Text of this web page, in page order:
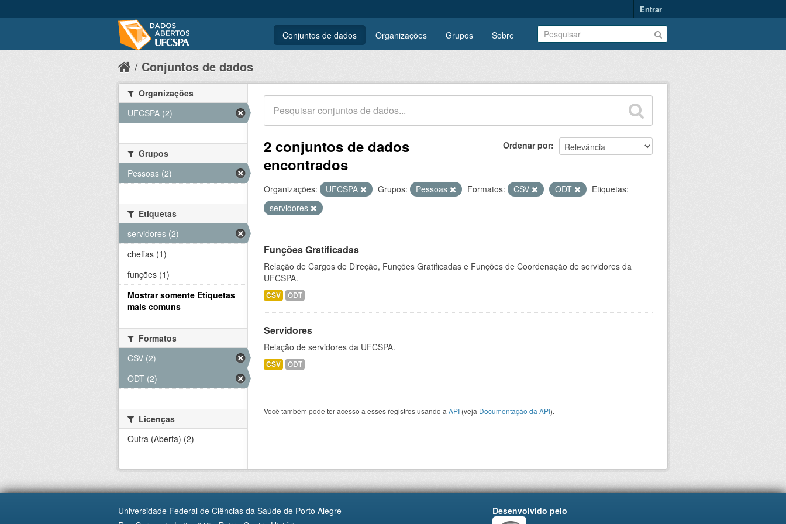
Entrar
Conjuntos de dados Organizações Grupos Sobre
Conjuntos de dados
Ordenar por
2 conjuntos de dados
encontrados
Organizações: UFCSPA Grupos: Pessoas Formatos: CSV ODT
Etiquetas:
servidores
Funções Gratificadas
Relação de Cargos de Direção, Funções Gratificadas e Funções de Coordenação de servidores da
UFCSPA.
CSV ODT
Servidores
Relação de servidores da UFCSPA.
CSV ODT
Você também pode ter acesso a esses registros usando a API (veja Documentação da API).
Organizações
UFCSPA (2)
Grupos
Pessoas (2)
Etiquetas
servidores (2)
chefias (1)
funções (1)
Mostrar somente Etiquetas
mais comuns
Formatos
CSV (2)
ODT (2)
Licenças
Outra (Aberta) (2)
Universidade Federal de Ciências da Saúde de Porto Alegre
Desenvolvido pelo